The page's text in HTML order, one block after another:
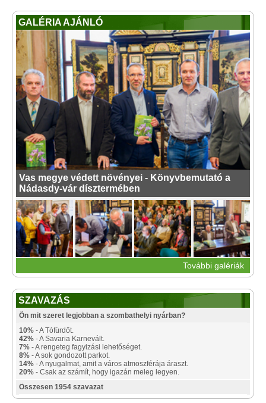
GALÉRIA AJÁNLÓ
Vas megye védett növényei - Könyvbemutató a
Nádasdy-vár dísztermében
További galériák
SZAVAZÁS
Ön mit szeret legjobban a szombathelyi nyárban?
10% - A Tófürdőt.
42% - A Savaria Karnevált.
7% - A rengeteg fagyizási lehetőséget.
8% - A sok gondozott parkot.
14% - A nyugalmat, amit a város atmoszférája áraszt.
20% - Csak az számít, hogy igazán meleg legyen.
Összesen 1954 szavazat